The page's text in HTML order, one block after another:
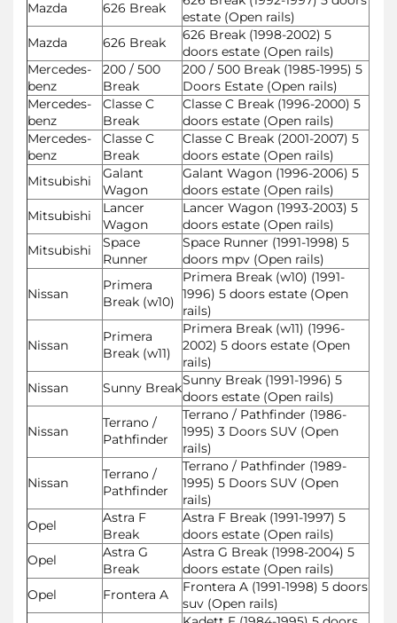
Mazda 626 Break
estate (Open rails)
Mazda
626 Break
626 Break (1998-2002) 5
doors estate (Open rails)
Mercedes-
benz
200 / 500
Break
200 / 500 Break (1985-1995) 5
Doors Estate (Open rails)
Mercedes-
benz
Classe C
Break
Classe C Break (1996-2000) 5
doors estate (Open rails)
Mercedes-
benz
Classe C
Break
Classe C Break (2001-2007) 5
doors estate (Open rails)
Mitsubishi
Galant
Wagon
Galant Wagon (1996-2006) 5
doors estate (Open rails)
Mitsubishi
Lancer
Wagon
Lancer Wagon (1993-2003) 5
doors estate (Open rails)
Mitsubishi
Space
Runner
Space Runner (1991-1998) 5
doors mpv (Open rails)
Nissan
Primera
Break (w10)
Primera Break (w10) (1991-
1996) 5 doors estate (Open
rails)
Nissan
Primera
Break (w11)
Primera Break (w11) (1996-
2002) 5 doors estate (Open
rails)
Nissan
Sunny BreakSunny Break (1991-1996) 5
doors estate (Open rails)
Nissan
Terrano /
Pathfinder
Terrano / Pathfinder (1986-
1995) 3 Doors SUV (Open
rails)
Nissan
Terrano /
Pathfinder
Terrano / Pathfinder (1989-
1995) 5 Doors SUV (Open
rails)
Opel
Astra F
Break
Astra F Break (1991-1997) 5
doors estate (Open rails)
Opel
Astra G
Break
Astra G Break (1998-2004) 5
doors estate (Open rails)
Opel
Frontera A
Frontera A (1991-1998) 5 doors
suv (Open rails)